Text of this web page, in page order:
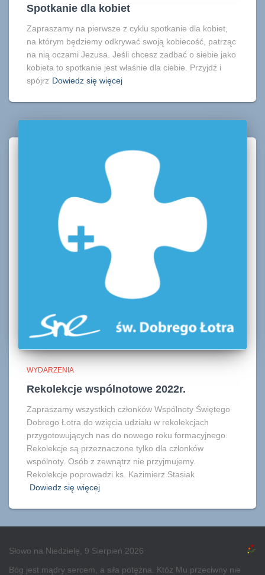
Spotkanie dla kobiet
Zapraszamy na pierwsze z cyklu spotkanie dla kobiet,
na którym będziemy odkrywać swoją kobiecość, patrząc
na nią oczami Jezusa. Jeśli chcesz zadbać o siebie jako
kobieta to spotkanie jest właśnie dla ciebie. Przyjdź i
spójrz Dowiedz się więcej
WYDARZENIA
Rekolekcje wspólnotowe 2022r.
Zapraszamy wszystkich członków Wspólnoty Świętego
Dobrego Łotra do wzięcia udziału w rekolekcjach
przygotowujących nas do nowego roku formacyjnego.
Rekolekcje są przeznaczone tylko dla członków
wspólnoty. Osób z zewnątrz nie przyjmujemy.
Rekolekcje poprowadzi ks. Kazimierz Stasiak
Dowiedz się więcej
Słowo na Niedzielę, 9 Sierpień 2026
Bóg jest mądry sercem, a siła potężna. Któż Mu przeciwny nie